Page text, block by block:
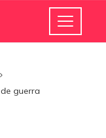
guerra